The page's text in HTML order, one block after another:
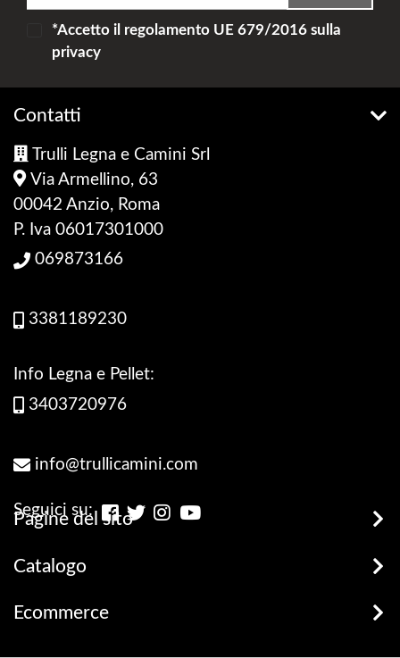
*Accetto il regolamento UE 679/2016sulla
privacy
Contatti
Trulli Legna e Camini Srl
Via Armellino, 63
00042 Anzio, Roma
P. Iva 06017301000
069873166
3381189230
Info Legna e Pellet:
3403720976
info@trullicamini.com
Seguici su:
Pagine del sito
Stufe, Termostufe e Caldaie
Catalogo
Legna e Pellets
Ecommerce